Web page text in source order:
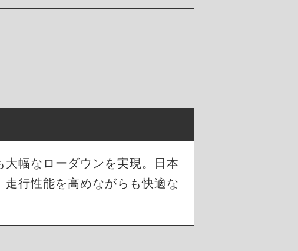
幅なローダウンを実現。日本
行性能を高めながらも快適な